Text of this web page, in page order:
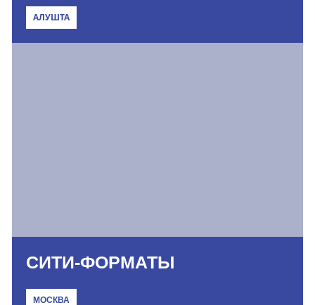
АЛУШТА
СИТИ-ФОРМАТЫ
МОСКВА